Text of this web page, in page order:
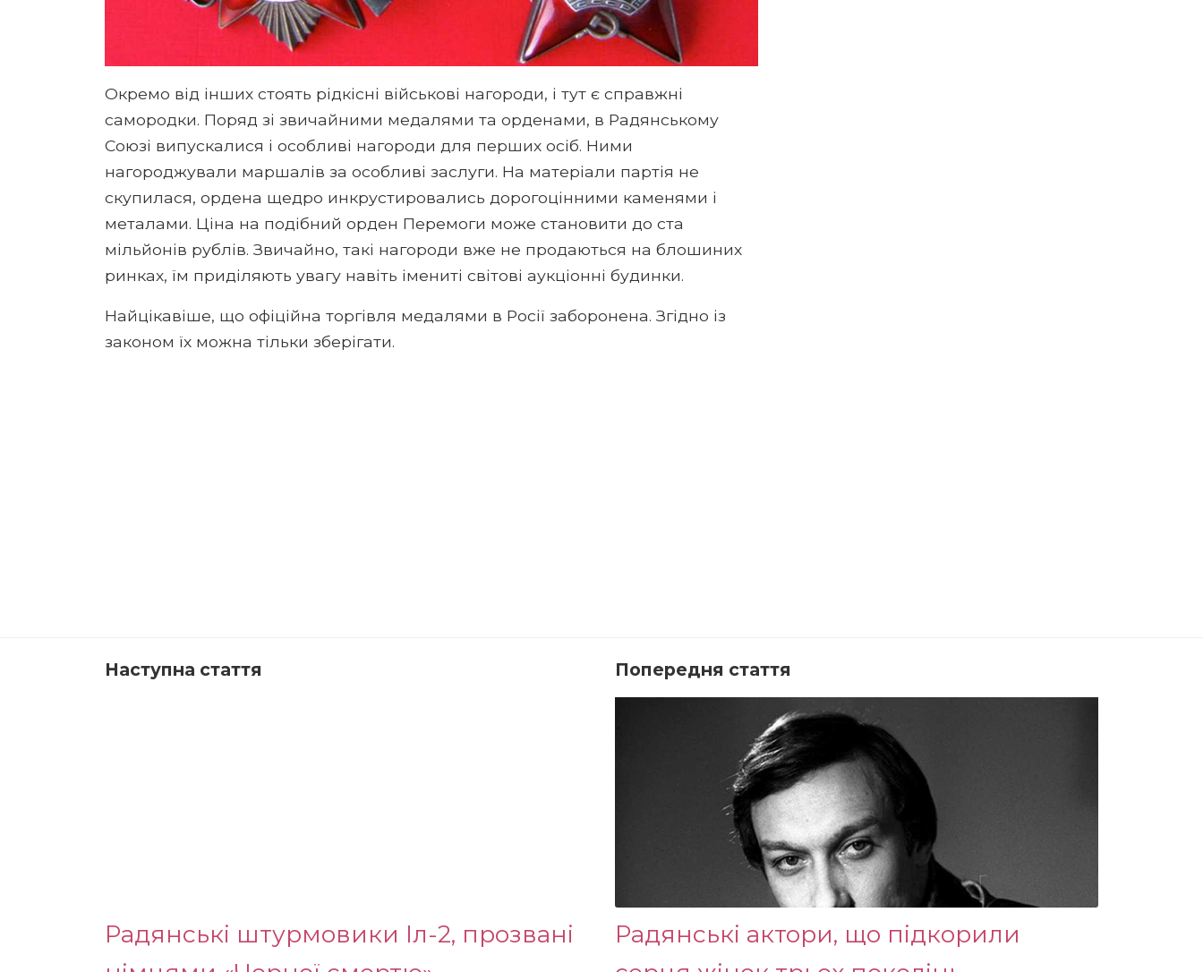
Окремо від інших стоять рідкісні військові нагороди, і тут є справжні
самородки. Поряд зі звичайними медалями та орденами, в Радянському
Союзі випускалися і особливі нагороди для перших осіб. Ними
нагороджували маршалів за особливі заслуги. На матеріали партія не
скупилася, ордена щедро инкрустировались дорогоцінними каменями і
металами. Ціна на подібний орден Перемоги може становити до ста
мільйонів рублів. Звичайно, такі нагороди вже не продаються на блошиних
ринках, їм приділяють увагу навіть імениті світові аукціонні будинки.
Найцікавіше, що офіційна торгівля медалями в Росії заборонена. Згідно із
законом їх можна тільки зберігати.
Наступна стаття
Радянські штурмовики Іл-2, прозвані
Попередня стаття
Радянські актори, що підкорили